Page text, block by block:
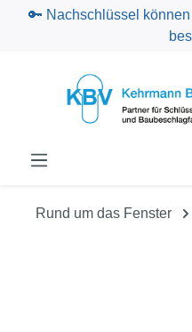
Zum Hauptinhalt springen
🔑 Nachschlüssel
Rund um das Fenster